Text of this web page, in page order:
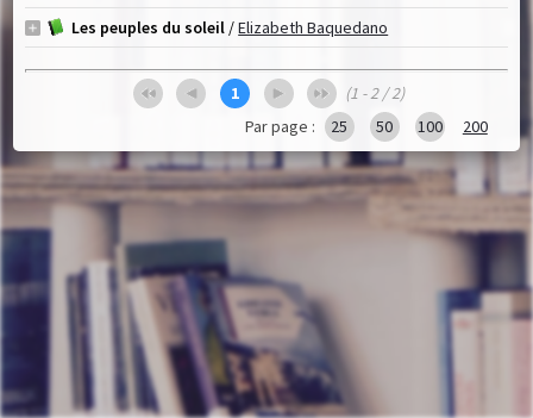
Les peuples du soleil/Elizabeth Baquedano
1
(1 - 2 / 2)
Par page :
25 50 100 200